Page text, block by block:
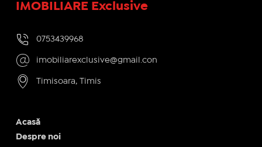
IMOBILIARE Exclusive
0753439968
imobiliarexclusive@gmail.con
Timisoara, Timis
Acasă
Despre noi